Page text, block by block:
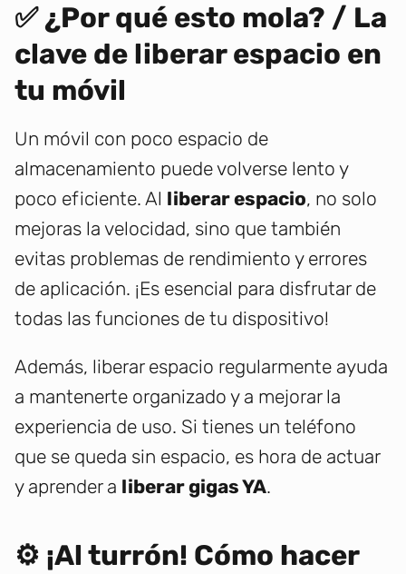
✅ ¿Por qué esto mola? / La
clave de liberar espacio en
tu móvil
Un móvil con poco espacio de
almacenamiento puede volverse lento y
poco eficiente. Al liberar espacio, no solo
mejoras la velocidad, sino que también
evitas problemas de rendimiento y errores
de aplicación. ¡Es esencial para disfrutar de
todas las funciones de tu dispositivo!
Además, liberar espacio regularmente ayuda
a mantenerte organizado y a mejorar la
experiencia de uso. Si tienes un teléfono
que se queda sin espacio, es hora de actuar
y aprender a liberar gigas YA.
⚙️ ¡Al turrón! Cómo hacer